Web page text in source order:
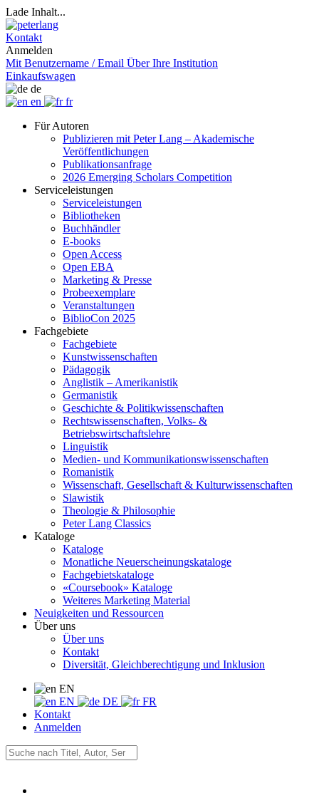
Lade Inhalt...
Kontakt
Anmelden
Mit Benutzername / Email Über Ihre Institution
Einkaufswagen
de
en
fr
Für Autoren
Publizieren mit Peter Lang – Akademische
Veröffentlichungen
Publikationsanfrage
2026 Emerging Scholars Competition
Serviceleistungen
Serviceleistungen
Bibliotheken
Buchhändler
E-books
Open Access
Open EBA
Marketing & Presse
Probeexemplare
Veranstaltungen
BiblioCon 2025
Fachgebiete
Fachgebiete
Kunstwissenschaften
Pädagogik
Anglistik – Amerikanistik
Germanistik
Geschichte & Politikwissenschaften
Rechtswissenschaften, Volks- &
Betriebswirtschaftslehre
Linguistik
Medien- und Kommunikationswissenschaften
Romanistik
Wissenschaft, Gesellschaft & Kulturwissenschaften
Slawistik
Theologie & Philosophie
Peter Lang Classics
Kataloge
Kataloge
Monatliche Neuerscheinungskataloge
Fachgebietskataloge
«Coursebook» Kataloge
Weiteres Marketing Material
Neuigkeiten und Ressourcen
Über uns
Über uns
Kontakt
Diversität, Gleichberechtigung und Inklusion
EN
EN
DE
FR
Kontakt
Anmelden